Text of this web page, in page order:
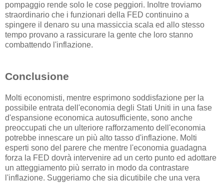
pompaggio rende solo le cose peggiori. Inoltre troviamo
straordinario che i funzionari della FED continuino a
spingere il denaro su una massiccia scala ed allo stesso
tempo provano a rassicurare la gente che loro stanno
combattendo l'inflazione.
Conclusione
Molti economisti, mentre esprimono soddisfazione per la
possibile entrata dell'economia degli Stati Uniti in una fase
d'espansione economica autosufficiente, sono anche
preoccupati che un ulteriore rafforzamento dell'economia
potrebbe innescare un più alto tasso d'inflazione. Molti
esperti sono del parere che mentre l'economia guadagna
forza la FED dovrà intervenire ad un certo punto ed adottare
un atteggiamento più serrato in modo da contrastare
l'inflazione. Suggeriamo che sia dicutibile che una vera